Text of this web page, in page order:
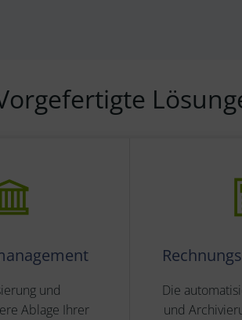
und
Ablage Ihrer
Die
und